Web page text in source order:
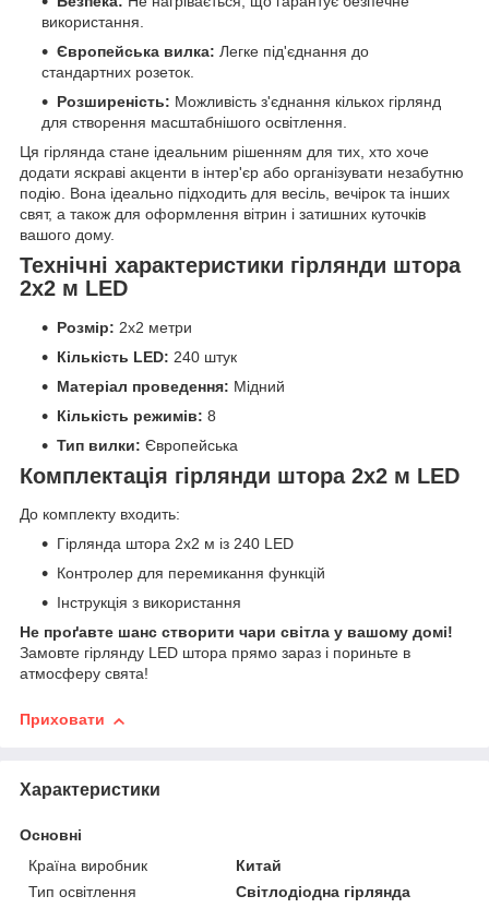
використання.
Європейська вилка: Легке під'єднання до
стандартних розеток.
Розширеність: Можливість з'єднання кількох гірлянд
для створення масштабнішого освітлення.
Ця гірлянда стане ідеальним рішенням для тих, хто хоче
додати яскраві акценти в інтер'єр або організувати незабутню
подію. Вона ідеально підходить для весіль, вечірок та інших
свят, а також для оформлення вітрин і затишних куточків
вашого дому.
Технічні характеристики гірлянди штора
2х2 м LED
Розмір: 2х2 метри
Кількість LED: 240 штук
Матеріал проведення: Мідний
Кількість режимів: 8
Тип вилки: Європейська
Комплектація гірлянди штора 2х2 м LED
До комплекту входить:
Гірлянда штора 2х2 м із 240 LED
Контролер для перемикання функцій
Інструкція з використання
Не проґавте шанс створити чари світла у вашому домі!
Замовте гірлянду LED штора прямо зараз і пориньте в
атмосферу свята!
Приховати
Характеристики
Основні
Країна виробник
Китай
Тип освітлення
Світлодіодна гірлянда